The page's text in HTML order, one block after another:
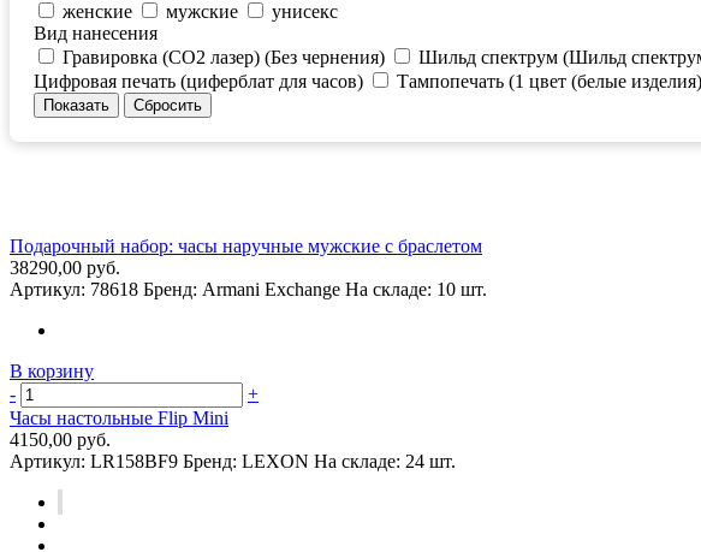
женские
мужские
унисекс
Вид нанесения
Гравировка (CO2 лазер) (Без чернения)
Шильд спектрум (Шильд
Цифровая печать (циферблат для часов)
Тампопечать (1 цвет (белые
Подарочный набор: часы наручные мужские с браслетом
38290,00 руб.
Артикул: 78618 Бренд: Armani Exchange На складе: 10 шт.
В корзину
-
+
Часы настольные Flip Mini
4150,00 руб.
Артикул: LR158BF9 Бренд: LEXON На складе: 24 шт.